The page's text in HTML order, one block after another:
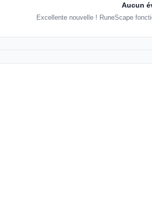
Aucun
Excellente nouvelle ! RuneScape